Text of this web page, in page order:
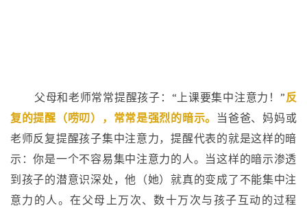
父母和老师常常提醒孩子：“上课要集中注意力！”反
复的提醒（唠叨），常常是强烈的暗示。 当爸爸、妈妈或
老师反复提醒孩子集中注意力，提醒代表的就是这样的暗
示：你是一个不容易集中注意力的人。当这样的暗示渗透
到孩子的潜意识深处，他（她）就真的变成了不能集中注
意力的人。在父母上万次、数十万次与孩子互动的过程